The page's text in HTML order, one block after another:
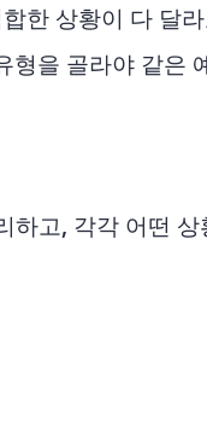
한 상황이 다 달
을 골라야 같은
고, 각각 어떤